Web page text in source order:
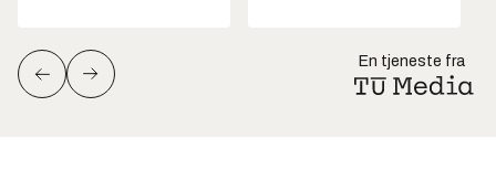
En tjeneste fra